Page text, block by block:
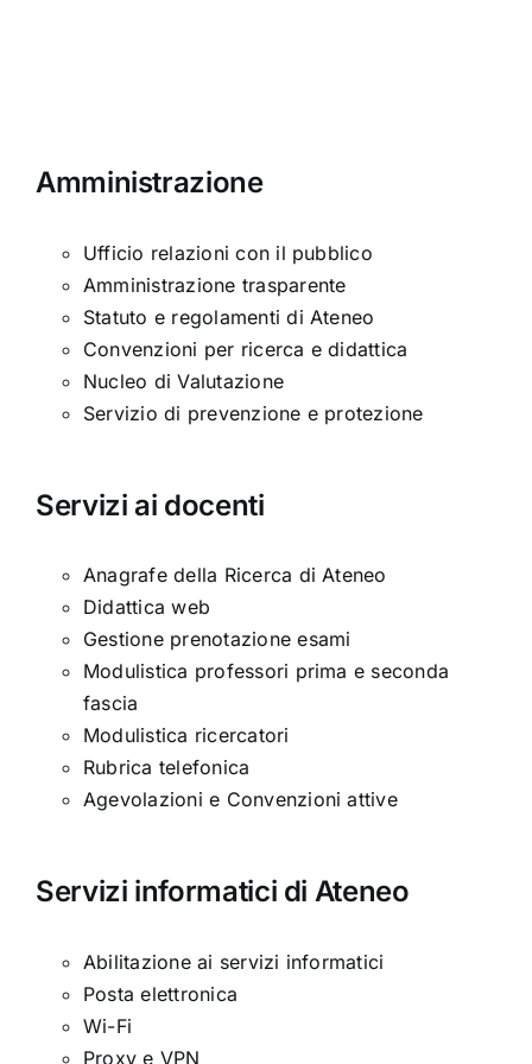
Amministrazione
Ufficio relazioni con il pubblico
Amministrazione trasparente
Statuto e regolamenti di Ateneo
Convenzioni per ricerca e didattica
Nucleo di Valutazione
Servizio di prevenzione e protezione
Servizi ai docenti
Anagrafe della Ricerca di Ateneo
Didattica web
Gestione prenotazione esami
Modulistica professori prima e seconda
fascia
Modulistica ricercatori
Rubrica telefonica
Agevolazioni e Convenzioni attive
Servizi informatici di Ateneo
Abilitazione ai servizi informatici
Posta elettronica
Wi-Fi
Proxy e VPN